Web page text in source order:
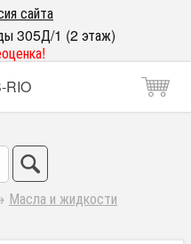
сайта
305Д/1 (2 этаж)
RIO
Масла и жидкости